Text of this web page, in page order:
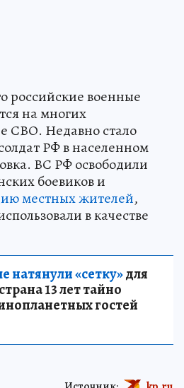
российские военные
на многих
СВО. Недавно стало
РФ в населенном
ВС РФ освободили
боевиков и
местных жителей,
в качестве
«сетку»для
13 лет тайно
гостей